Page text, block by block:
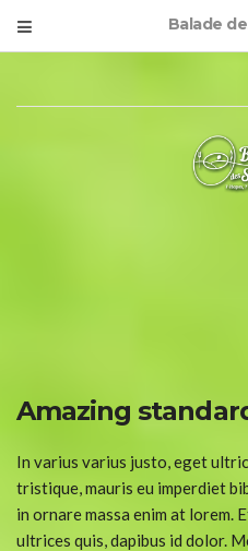
Balade
Amazing
In varius varius justo, eget
tristique, mauris eu imperdiet
in ornare massa enim at
ultrices quis, dapibus id dolor.